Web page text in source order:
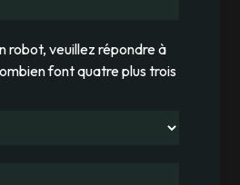
robot, veuillez répondre à
font quatre plus trois